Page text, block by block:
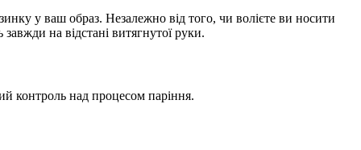
у ваш образ. Незалежно від того, чи волієте ви носити
на відстані витягнутої руки.
контроль над процесом паріння.